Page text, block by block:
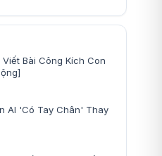
Bài Công Kích Con
AI 'Có Tay Chân' Thay